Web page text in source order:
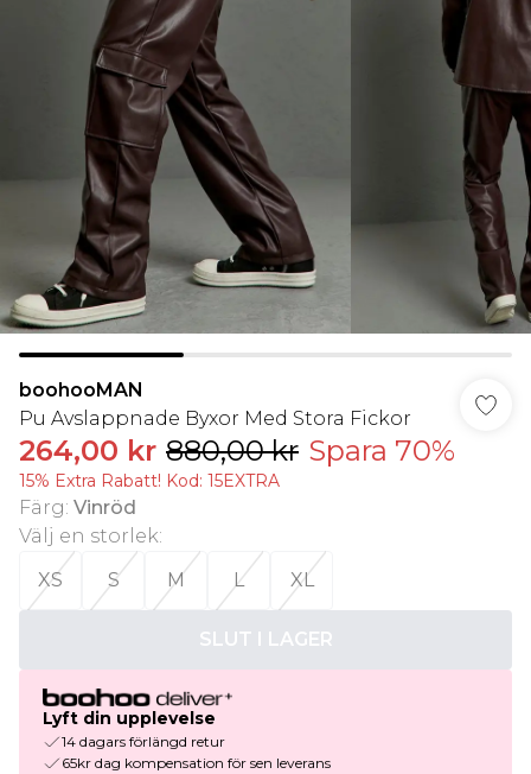
boohooMAN
Pu Avslappnade Byxor Med Stora Fickor
264,00 kr 880,00 kr Spara 70%
15% Extra Rabatt! Kod: 15EXTRA
Färg: Vinröd
Välj en storlek:
XS
S M L XL
SLUT I LAGER
Lyft din upplevelse
14 dagars förlängd retur
65kr dag kompensation för sen leverans